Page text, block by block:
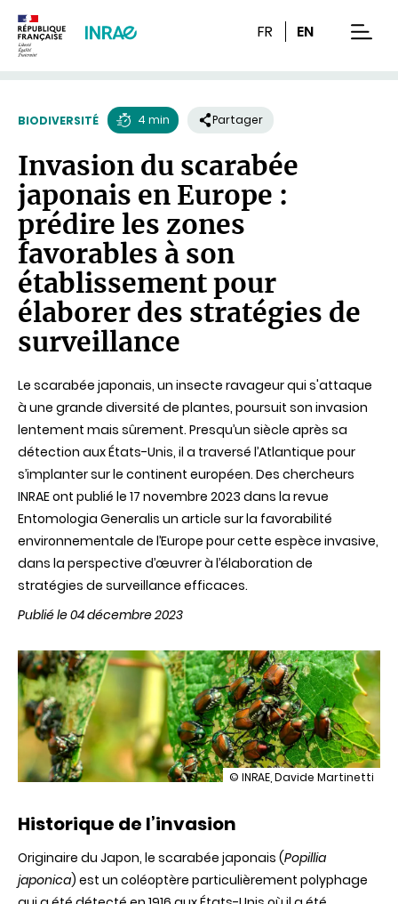
FR EN
BIODIVERSITÉ
de
lecture
4 min Partager
Invasion du scarabée
japonais en Europe :
prédire les zones
favorables à son
établissement pour
élaborer des stratégies de
surveillance
Le scarabée japonais, un insecte ravageur qui s'attaque
à une grande diversité de plantes, poursuit son invasion
lentement mais sûrement. Presqu’un siècle après sa
détection aux États-Unis, il a traversé l’Atlantique pour
s’implanter sur le continent européen. Des chercheurs
INRAE ont publié le 17 novembre 2023 dans la revue
Entomologia Generalis un article sur la favorabilité
environnementale de l’Europe pour cette espèce invasive,
dans la perspective d’œuvrer à l’élaboration de
stratégies de surveillance efficaces.
Publié le 04 décembre 2023
illustration
scarabée
en
Europe
:
prédire
© INRAE, Davide Martinetti
Historique de l’invasion
Originaire du Japon, le scarabée japonais (Popillia
japonica) est un coléoptère particulièrement polyphage